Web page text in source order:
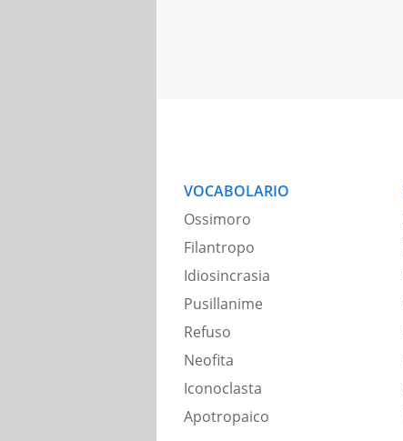
VOCABOLARIO
Ossimoro
Filantropo
Idiosincrasia
Pusillanime
Refuso
Neofita
Iconoclasta
Apotropaico